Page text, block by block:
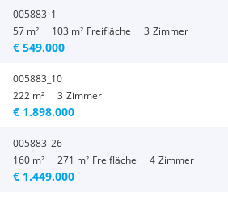
005883_1
57 m²
103 m² Freifläche
€ 549.000
3 Zimmer
005883_10
222 m²
€ 1.898.000
3 Zimmer
005883_26
160 m²
271 m² Freifläche
€ 1.449.000
4 Zimmer